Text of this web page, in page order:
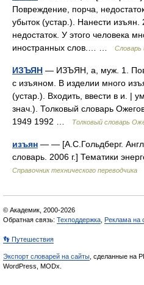
Повреждение, порча,
убыток (устар.). Нанести изъян.
недостаток. У этого человека
иностранных слов.… …
Словарь
ИЗЪЯН — ИЗЪЯН, а, муж. 1.
с изъяном. В изделии много
(устар.). Входить, ввести в и. |
знач.). Толковый словарь
1949 1992 …
Толковый словарь
изъян — — [А.С.Гольдберг.
словарь. 2006 г.] Тематики
Справочник технического переводчика
© Академик, 2000-2026
Обратная связь: Техподдержка Реклама на
👣 Путешествия
Экспорт словарей на сайты , сделанные на
WordPress, MODx.